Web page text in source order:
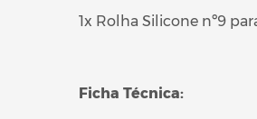
1x Rolha Silicone nº9
Ficha Técnica: